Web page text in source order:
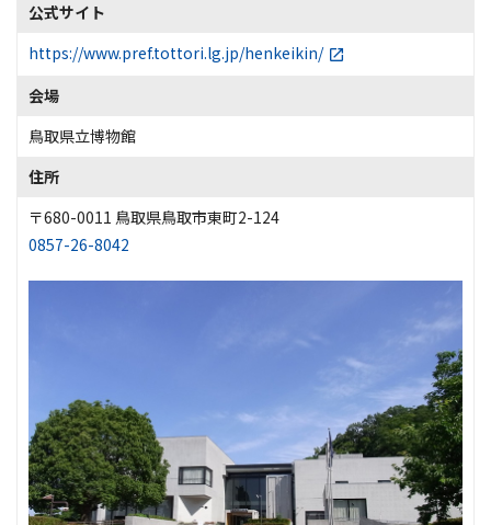
公式サイト
https://www.pref.tottori.lg.jp/henkeikin/
会場
鳥取県立博物館
住所
〒680-0011 鳥取県鳥取市東町2-124
0857-26-8042